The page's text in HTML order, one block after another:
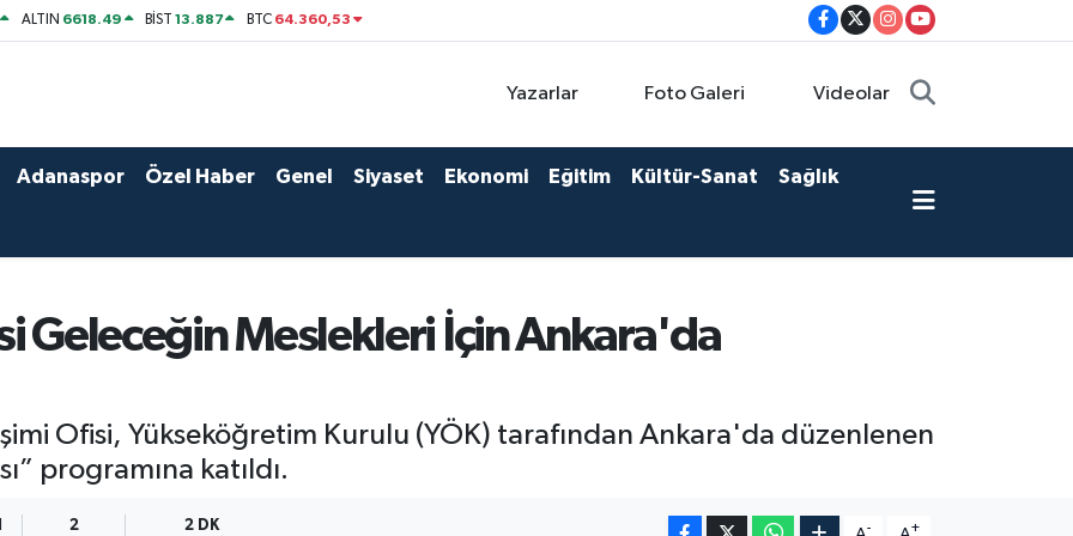
ALTIN 6618.49 BİST13.887 BTC 64.360,53
Yazarlar Foto Galeri Videolar
Adanaspor Özel Haber Genel Siyaset Ekonomi Eğitim Kültür-Sanat Sağlık
Geleceğin Meslekleri İçin Ankara'da
Ofisi, Yükseköğretim Kurulu (YÖK) tarafından Ankara'da düzenlenen
programına katıldı.
2 2 DK - +